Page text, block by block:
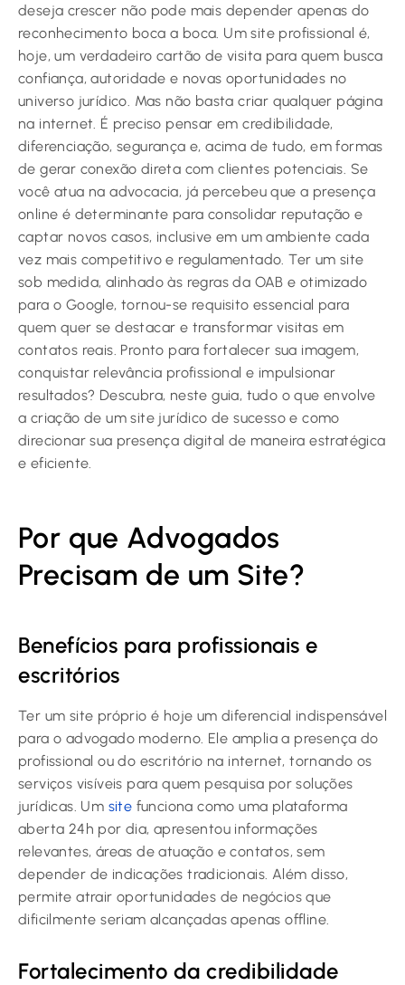
deseja crescer não pode mais depender apenas do
reconhecimento boca a boca. Um site profissional é,
hoje, um verdadeiro cartão de visita para quem busca
confiança, autoridade e novas oportunidades no
universo jurídico. Mas não basta criar qualquer página
na internet. É preciso pensar em credibilidade,
diferenciação, segurança e, acima de tudo, em formas
de gerar conexão direta com clientes potenciais. Se
você atua na advocacia, já percebeu que a presença
online é determinante para consolidar reputação e
captar novos casos, inclusive em um ambiente cada
vez mais competitivo e regulamentado. Ter um site
sob medida, alinhado às regras da OAB e otimizado
para o Google, tornou-se requisito essencial para
quem quer se destacar e transformar visitas em
contatos reais. Pronto para fortalecer sua imagem,
conquistar relevância profissional e impulsionar
resultados? Descubra, neste guia, tudo o que envolve
a criação de um site jurídico de sucesso e como
direcionar sua presença digital de maneira estratégica
e eficiente.
Por que Advogados
Precisam de um Site?
Benefícios para profissionais e
escritórios
Ter um site próprio é hoje um diferencial indispensável
para o advogado moderno. Ele amplia a presença do
profissional ou do escritório na internet, tornando os
serviços visíveis para quem pesquisa por soluções
jurídicas. Um site funciona como uma plataforma
aberta 24h por dia, apresentou informações
relevantes, áreas de atuação e contatos, sem
depender de indicações tradicionais. Além disso,
permite atrair oportunidades de negócios que
dificilmente seriam alcançadas apenas offline.
Fortalecimento da credibilidade